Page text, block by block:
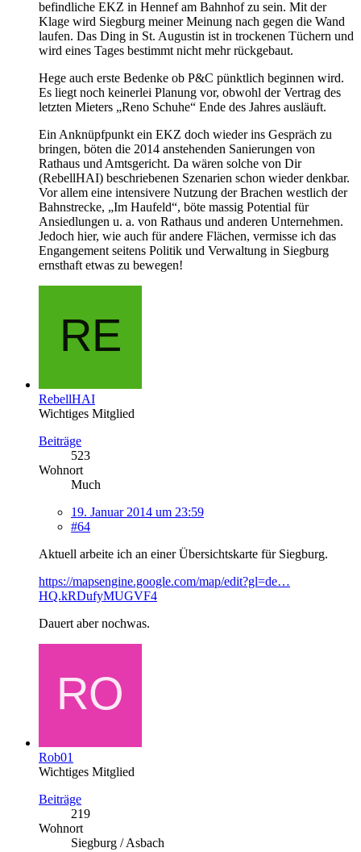
befindliche EKZ in Hennef am Bahnhof zu sein. Mit der
Klage wird Siegburg meiner Meinung nach gegen die Wand
laufen. Das Ding in St. Augustin ist in trockenen Tüchern und
wird eines Tages bestimmt nicht mehr rückgebaut.
Hege auch erste Bedenke ob P&C pünktlich beginnen wird.
Es liegt noch keinerlei Planung vor, obwohl der Vertrag des
letzten Mieters „Reno Schuhe“ Ende des Jahres ausläuft.
Ein Anknüpfpunkt ein EKZ doch wieder ins Gespräch zu
bringen, böten die 2014 anstehenden Sanierungen von
Rathaus und Amtsgericht. Da wären solche von Dir
(RebellHAI) beschriebenen Szenarien schon wieder denkbar.
Vor allem eine intensivere Nutzung der Brachen westlich der
Bahnstrecke, „Im Haufeld“, böte massig Potential für
Ansiedlungen u. a. von Rathaus und anderen Unternehmen.
Jedoch hier, wie auch für andere Flächen, vermisse ich das
Engangement seitens Politik und Verwaltung in Siegburg
ernsthaft etwas zu bewegen!
RebellHAI
Wichtiges Mitglied
Beiträge
523
Wohnort
Much
19. Januar 2014 um 23:59
#64
Aktuell arbeite ich an einer Übersichtskarte für Siegburg.
https://mapsengine.google.com/map/edit?gl=de…
HQ.kRDufyMUGVF4
Dauert aber nochwas.
Rob01
Wichtiges Mitglied
Beiträge
219
Wohnort
Siegburg / Asbach